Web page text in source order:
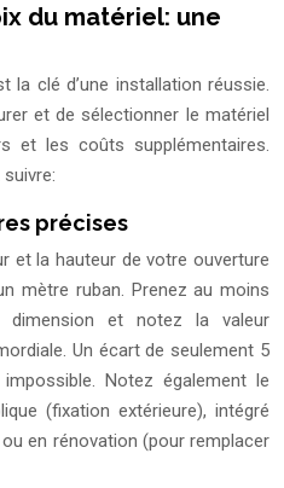
du matériel: une
la clé d’une installation réussie.
et de sélectionner le matériel
et les coûts supplémentaires.
précises
et la hauteur de votre ouverture
mètre ruban. Prenez au moins
dimension et notez la valeur
Un écart de seulement 5
Notez également le
(fixation extérieure), intégré
en rénovation (pour remplacer